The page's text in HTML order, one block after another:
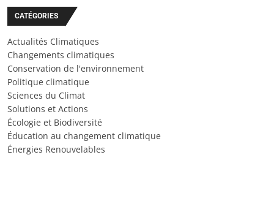
CATÉGORIES
Actualités Climatiques
Changements climatiques
Conservation de l'environnement
Politique climatique
Sciences du Climat
Solutions et Actions
Écologie et Biodiversité
Éducation au changement climatique
Énergies Renouvelables